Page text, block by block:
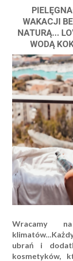
WAKACJI
NATURĄ...
WODĄ
Wracamy
ubrań i
kosmetyków,